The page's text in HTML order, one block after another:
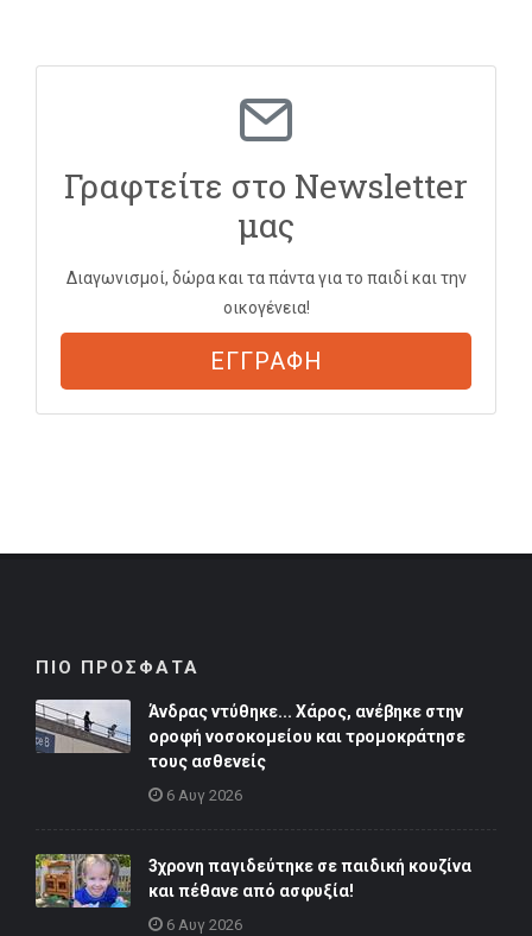
Γραφτείτε στο Newsletter
μας
Διαγωνισμοί, δώρα και τα πάντα για το παιδί και την
οικογένεια!
ΕΓΓΡΑΦΗ
ΠΙΟ ΠΡΟΣΦΑΤΑ
Άνδρας ντύθηκε... Χάρος, ανέβηκε στην
οροφή νοσοκομείου και τρομοκράτησε
τους ασθενείς
6 Αυγ 2026
3χρονη παγιδεύτηκε σε παιδική κουζίνα
και πέθανε από ασφυξία!
6 Αυγ 2026